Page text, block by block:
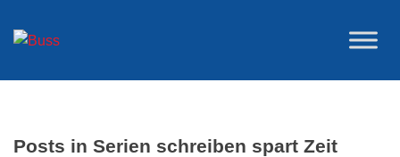
Inhalt
Posts in Serien schreiben spart Zeit